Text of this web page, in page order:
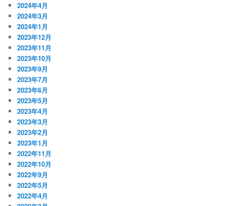
2024年4月
2024年3月
2024年1月
2023年12月
2023年11月
2023年10月
2023年9月
2023年7月
2023年6月
2023年5月
2023年4月
2023年3月
2023年2月
2023年1月
2022年11月
2022年10月
2022年9月
2022年5月
2022年4月